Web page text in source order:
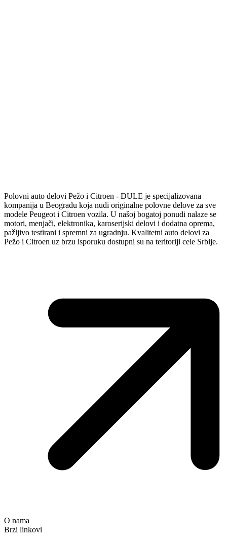
Polovni auto delovi Pežo i Citroen - DULE je specijalizovana
kompanija u Beogradu koja nudi originalne polovne delove za sve
modele Peugeot i Citroen vozila. U našoj bogatoj ponudi nalaze se
motori, menjači, elektronika, karoserijski delovi i dodatna oprema,
pažljivo testirani i spremni za ugradnju. Kvalitetni auto delovi za
Pežo i Citroen uz brzu isporuku dostupni su na teritoriji cele Srbije.
O nama
Brzi linkovi